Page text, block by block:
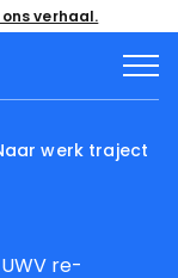
verhaal.
werk traject
re-